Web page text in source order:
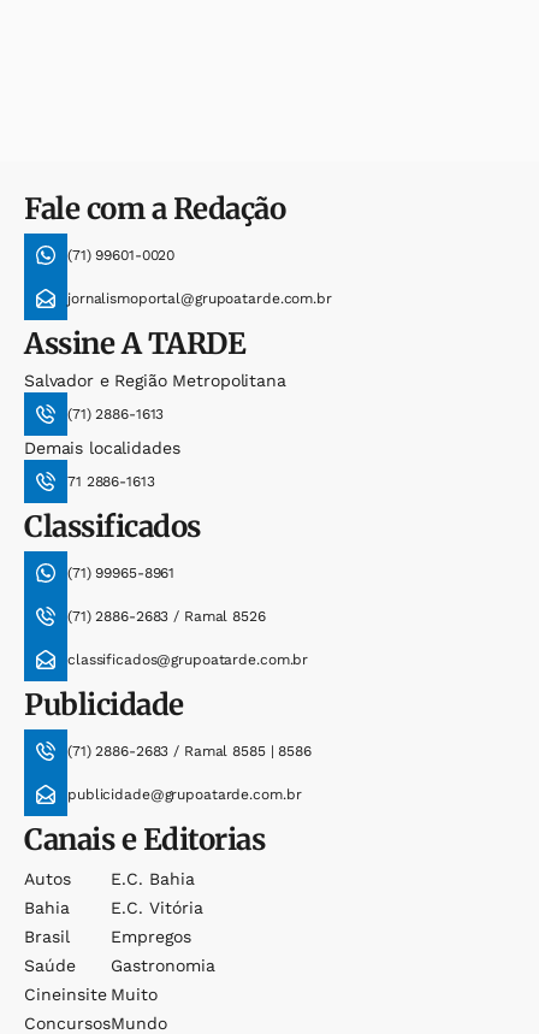
Fale com a Redação
(71) 99601-0020
jornalismoportal@grupoatarde.com.br
AssineA TARDE
Salvador e Região Metropolitana
(71) 2886-1613
Demais localidades
71 2886-1613
Classificados
(71) 99965-8961
(71) 2886-2683 / Ramal 8526
classificados@grupoatarde.com.br
Publicidade
(71) 2886-2683 / Ramal 8585 | 8586
publicidade@grupoatarde.com.br
Canais e Editorias
Autos
Bahia
Brasil
Saúde
Cineinsite
Concursos
E.c. Bahia
E.c. Vitória
Empregos
Gastronomia
Muito
Mundo